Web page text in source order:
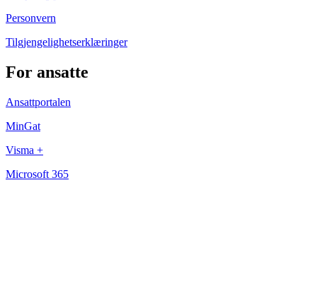
Personvern
Tilgjengelighetserklæringer
For ansatte
Ansattportalen
MinGat
Visma +
Microsoft 365